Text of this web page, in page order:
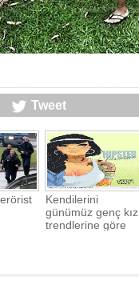
Tweet
Kendilerini
günümüz genç kız
trendlerine göre